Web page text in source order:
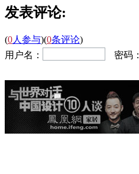
发表评论:
(0人参与)(0条评论)
用户名：
密码：